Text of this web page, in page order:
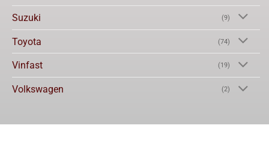
Suzuki (9)
Toyota (74)
Vinfast (19)
Volkswagen (2)